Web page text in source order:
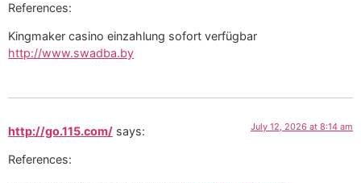
References:
Kingmaker casino einzahlung sofort verfügbar
http://www.swadba.by
http://go.115.com/ says: July 12, 2026 at 8:14 am
References: